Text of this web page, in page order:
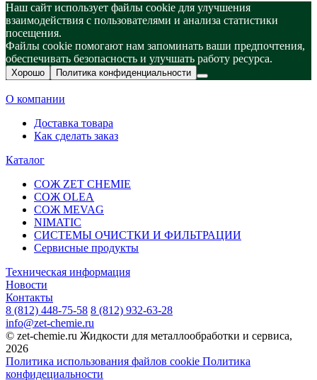
Наш сайт использует файлы cookie для улучшения
взаимодействия с пользователями и анализа статистики
посещения.
Файлы cookie помогают нам запоминать ваши предпочтения,
обеспечивать безопасность и улучшать работу ресурса.
Хорошо Политика конфиденциальности
О компании
Доставка товара
Как сделать заказ
Каталог
СОЖ ZET CHEMIE
СОЖ OLEA
СОЖ MEVAG
NIMATIC
СИСТЕМЫ ОЧИСТКИ И ФИЛЬТРАЦИИ
Сервисные продукты
Техническая информация
Новости
Контакты
8 (812) 448-75-58 8 (812) 932-63-28
info@zet-chemie.ru
© zet-chemie.ru Жидкости для металлообработки и сервиса,
2026
Политика использования файлов cookie Политика
конфидециальности